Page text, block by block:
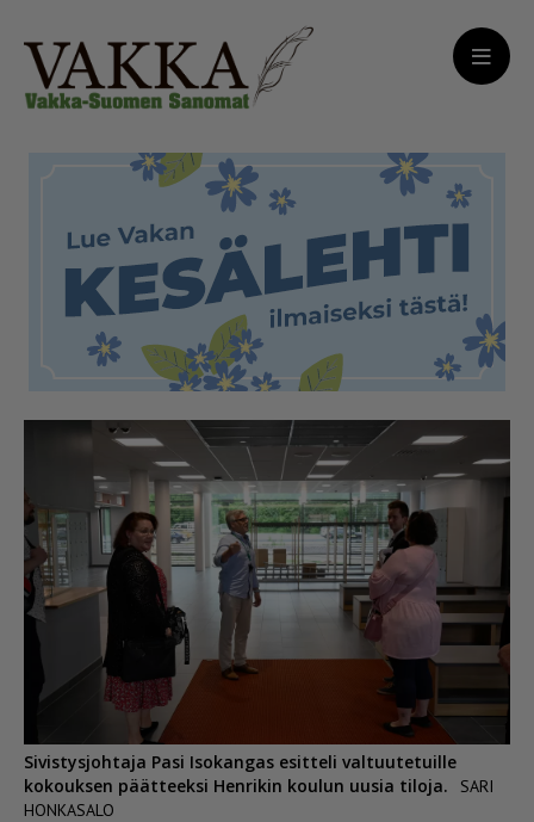
Sivistysjohtaja Pasi Isokangas esitteli valtuutetuille
kokouksen päätteeksi Henrikin koulun uusia tiloja.
SARI
HONKASALO